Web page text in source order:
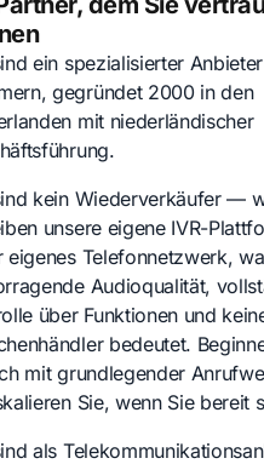
ein spezialisierter
gegründet 2000 in den
mit niederländischer
kein Wiederverkäufer —
unsere eigene IVR-
eigenes Telefonnetzwerk,
Audioqualität,
über Funktionen und
bedeutet.
mit grundlegender
Sie, wenn Sie bereit
als